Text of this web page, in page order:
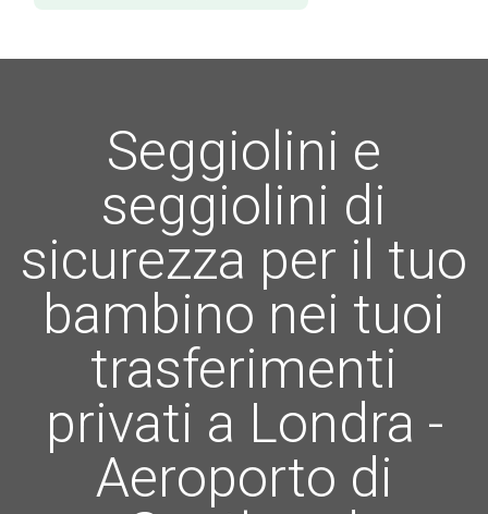
Seggiolini e
seggiolini di
sicurezza per il tuo
bambino nei tuoi
trasferimenti
privati a Londra -
Aeroporto di